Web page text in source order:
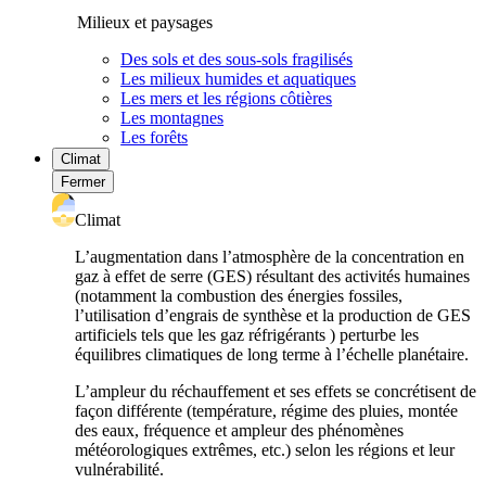
Milieux et paysages
Des sols et des sous-sols fragilisés
Les milieux humides et aquatiques
Les mers et les régions côtières
Les montagnes
Les forêts
Climat
Fermer
Climat
L’augmentation dans l’atmosphère de la concentration en
gaz à effet de serre (GES) résultant des activités humaines
(notamment la combustion des énergies fossiles,
l’utilisation d’engrais de synthèse et la production de GES
artificiels tels que les gaz réfrigérants ) perturbe les
équilibres climatiques de long terme à l’échelle planétaire.
L’ampleur du réchauffement et ses effets se concrétisent de
façon différente (température, régime des pluies, montée
des eaux, fréquence et ampleur des phénomènes
météorologiques extrêmes, etc.) selon les régions et leur
vulnérabilité.